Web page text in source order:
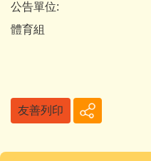
公告單位:
體育組
友善列印